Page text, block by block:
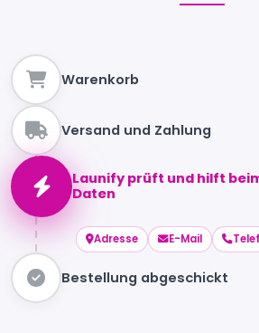
Warenkorb
Versand und Zahlung
Launify prüft und hilft
Daten
Adresse E-Mail
Bestellung abgeschickt